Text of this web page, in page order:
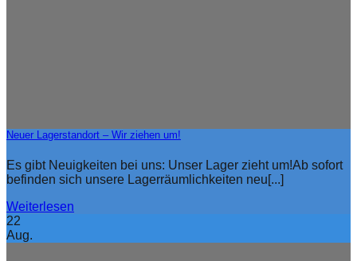
Neuer Lagerstandort – Wir ziehen um!
Es gibt Neuigkeiten bei uns: Unser Lager zieht um!Ab sofort
befinden sich unsere Lagerräumlichkeiten neu[...]
Weiterlesen
22
Aug.